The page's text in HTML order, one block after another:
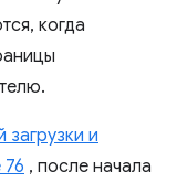
когда
и
, после начала